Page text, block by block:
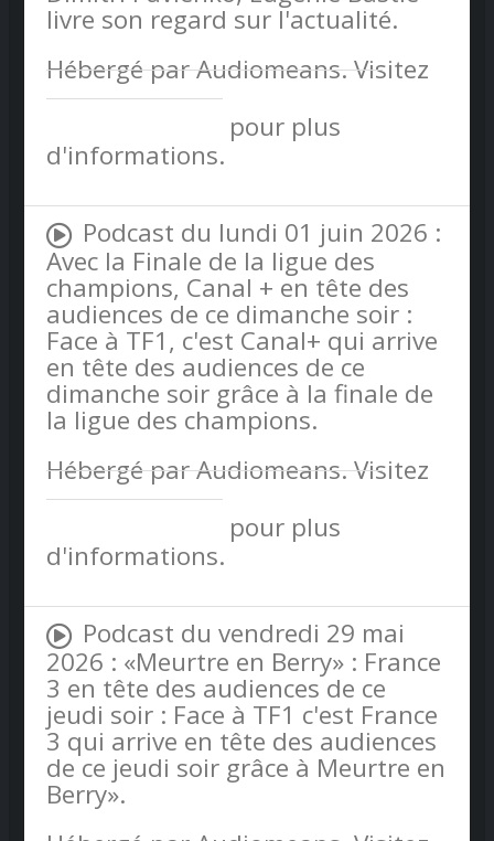
livre son regard sur l'actualité.
Hébergé par Audiomeans. Visitez
audiomeans.fr/politique-de-
pour plus
d'informations.
Podcast du lundi 01 juin 2026 :
Avec la Finale de la ligue des
champions, Canal + en tête des
audiences de ce dimanche soir :
Face à TF1, c'est Canal+ qui arrive
en tête des audiences de ce
dimanche soir grâce à la finale de
la ligue des champions.
Hébergé par Audiomeans. Visitez
audiomeans.fr/politique-de-
pour plus
d'informations.
Podcast du vendredi 29 mai
2026 : «Meurtre en Berry» : France
3 en tête des audiences de ce
jeudi soir : Face à TF1 c'est France
3 qui arrive en tête des audiences
de ce jeudi soir grâce à Meurtre en
Berry».